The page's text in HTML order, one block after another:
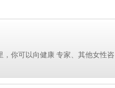
，你可以向健康 专家、其他女性咨